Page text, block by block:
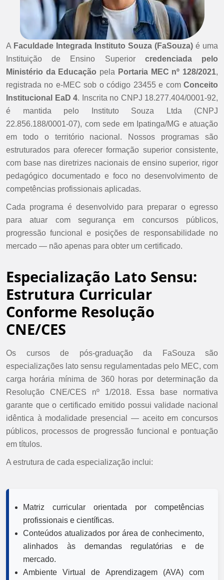
A Faculdade Integrada Instituto Souza (FaSouza) é uma
Instituição de Ensino Superior credenciada pelo
Ministério da Educação pela Portaria MEC nº 128/2021,
registrada no e-MEC sob o código 23455 e com Conceito
Institucional EaD 4. Inscrita no CNPJ 18.277.404/0001-92,
é mantida pelo Instituto Souza Ltda (CNPJ
22.856.188/0001-07), com sede em Ipatinga/MG e atuação
em todo o território nacional. Nossos programas são
estruturados para oferecer formação superior consistente,
com base nas diretrizes nacionais de ensino superior, rigor
pedagógico documentado e foco no desenvolvimento de
competências profissionais aplicadas.
Cada programa é desenvolvido para preparar o egresso
para atuar com segurança em concursos públicos,
progressão funcional e posições de responsabilidade no
mercado — não apenas para obter um certificado.
Especialização Lato Sensu:
Estrutura Curricular
Conforme Resolução
CNE/CES
Os cursos de pós-graduação da FaSouza são
especializações lato sensu regulamentadas pelo MEC, com
carga horária mínima de 360 horas por determinação da
Resolução CNE/CES nº 1/2018. Essa base normativa
garante que o certificado emitido possui validade nacional
idêntica à modalidade presencial — aceito em concursos
públicos, processos de progressão funcional e pontuação
em títulos.
A estrutura de cada especialização inclui:
Matriz curricular orientada por competências
profissionais e científicas.
Conteúdos atualizados por área de conhecimento,
alinhados às demandas regulatórias e de
mercado.
Ambiente Virtual de Aprendizagem (AVA) com